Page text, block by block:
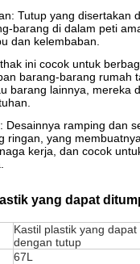
Tutup yang disertakan
barang di dalam peti
dan kelembaban.
ini cocok untuk
barang-barang rumah
barang lainnya, mereka
Desainnya ramping dan
ringan, yang
kerja, dan cocok
yang dapat
Kastil plastik yang
dengan tutup
67L